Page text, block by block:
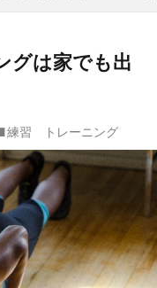
グは家でも出
練習 トレーニング